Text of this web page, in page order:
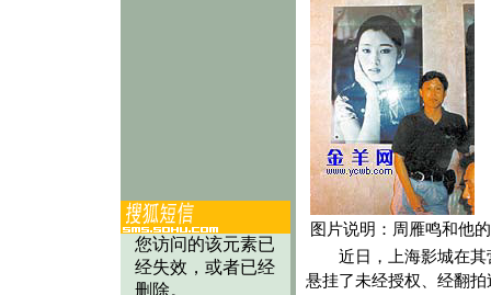
图片说明：周雁鸣和他
近日，上海影城在其
悬挂了未经授权、经翻